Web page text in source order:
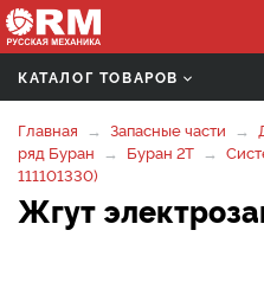
КАТАЛОГ ТОВАРОВ
Главная Запасные части
ряд Буран
Буран 2Т
111101330)
Жгут